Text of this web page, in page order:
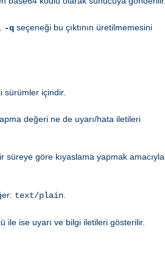
-q seçeneği bu çıktının üretilmemesini
sürümler içindir.
değeri ne de uyarı/hata iletileri
süreye göre kıyaslama yapmak amacıyla
text/plain
ile ise uyarı ve bilgi iletileri gösterilir.